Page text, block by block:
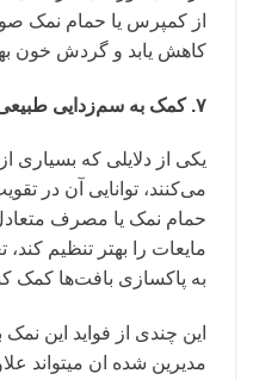
از کمپرس یا حمام نمک
کاهش یابد و گردش خون
۷. کمک به سم‌زدایی طبیعی بدن
یکی از دلایلی که بسیاری
می‌کنند، توانایی آن در
حمام نمک یا مصرف
مایعات را بهتر تنظیم
به پاکسازی بافت‌ها کمک
این چندی از فواید این
مدیرین شده ان میتواند